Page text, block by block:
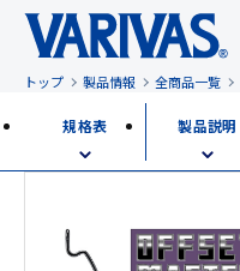
トップ 製品情報 全商品一覧
規格表 製品説明